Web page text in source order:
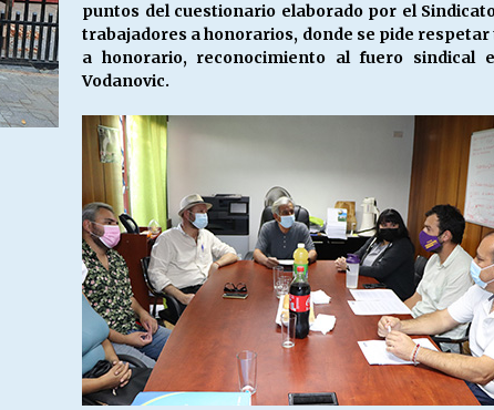
18/04/2026
puntos del cuestionario elaborado por el
trabajadores a honorarios, donde se pide
a honorario, reconocimiento al fuero sindical
Vodanovic.